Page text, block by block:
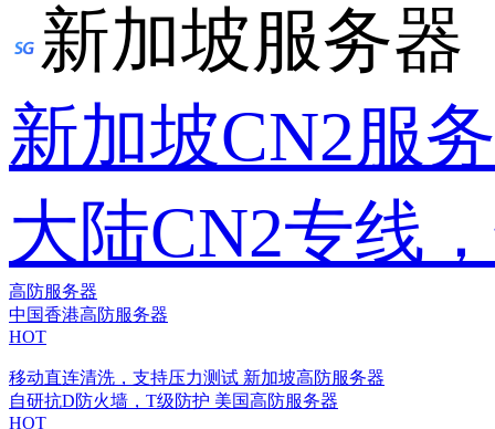
新加坡服务器
新加坡CN2服
大陆CN2专线
高防服务器
中国香港高防服务器
HOT
移动直连清洗，支持压力测试 新加坡高防服务器
自研抗D防火墙，T级防护 美国高防服务器
HOT